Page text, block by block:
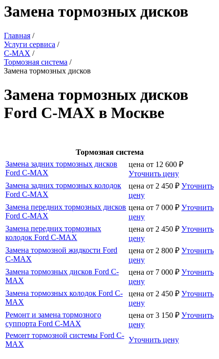
Замена тормозных дисков
Главная /
Услуги сервиса /
C-MAX /
Тормозная система /
Замена тормозных дисков
Замена тормозных дисков
Ford C-MAX в Москве
Тормозная система
Замена задних тормозных дисков
Ford C-MAX
цена от 12 600 ₽
Уточнить цену
Замена задних тормозных колодок
Ford C-MAX
цена от 2 450 ₽ Уточнить
цену
Замена передних тормозных дисков
Ford C-MAX
цена от 7 000 ₽ Уточнить
цену
Замена передних тормозных
колодок Ford C-MAX
цена от 2 450 ₽ Уточнить
цену
Замена тормозной жидкости Ford
C-MAX
цена от 2 800 ₽ Уточнить
цену
Замена тормозных дисков Ford C-
MAX
цена от 7 000 ₽ Уточнить
цену
Замена тормозных колодок Ford C-
MAX
цена от 2 450 ₽ Уточнить
цену
Ремонт и замена тормозного
суппорта Ford C-MAX
цена от 3 150 ₽ Уточнить
цену
Ремонт тормозной системы Ford C-
MAX
Уточнить цену